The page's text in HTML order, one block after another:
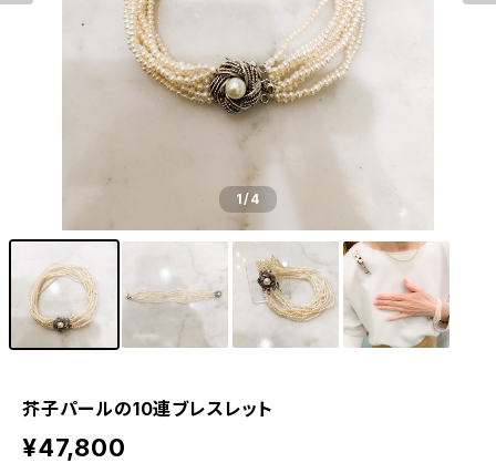
1/4
芥子パールの10連ブレスレット
¥47,800